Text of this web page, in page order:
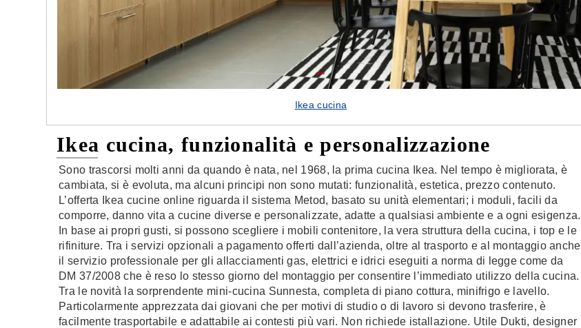
Ikea cucina
Ikea cucina, funzionalità e personalizzazione
Sono trascorsi molti anni da quando è nata, nel 1968, la prima cucina Ikea. Nel tempo è migliorata, è
cambiata, si è evoluta, ma alcuni principi non sono mutati: funzionalità, estetica, prezzo contenuto.
L’offerta Ikea cucine online riguarda il sistema Metod, basato su unità elementari; i moduli, facili da
comporre, danno vita a cucine diverse e personalizzate, adatte a qualsiasi ambiente e a ogni esigenza.
In base ai propri gusti, si possono scegliere i mobili contenitore, la vera struttura della cucina, i top e le
rifiniture. Tra i servizi opzionali a pagamento offerti dall’azienda, oltre al trasporto e al montaggio anche
il servizio professionale per gli allacciamenti gas, elettrici e idrici eseguiti a norma di legge come da
DM 37/2008 che è reso lo stesso giorno del montaggio per consentire l’immediato utilizzo della cucina.
Tra le novità la sorprendente mini-cucina Sunnesta, completa di piano cottura, minifrigo e lavello.
Particolarmente apprezzata dai giovani che per motivi di studio o di lavoro si devono trasferire, è
facilmente trasportabile e adattabile ai contesti più vari. Non richiede istallazione. Utile Dukti, designer
Cappe cucina dal design innovativo
Le camerette realizzate pensando a te!